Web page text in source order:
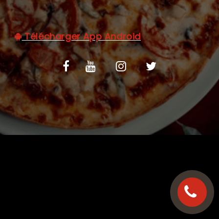
C.G.V
Télécharger App Android